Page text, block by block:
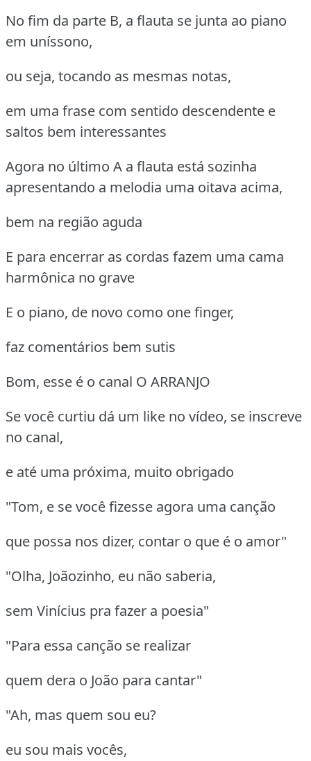
No fim da parte B, a flauta se junta ao piano
em uníssono,
ou seja, tocando as mesmas notas,
em uma frase com sentido descendente e
saltos bem interessantes
Agora no último A a flauta está sozinha
apresentando a melodia uma oitava acima,
bem na região aguda
E para encerrar as cordas fazem uma cama
harmônica no grave
E o piano, de novo como one finger,
faz comentários bem sutis
Bom, esse é o canal O ARRANJO
Se você curtiu dá um like no vídeo, se inscreve
no canal,
e até uma próxima, muito obrigado
"Tom, e se você fizesse agora uma canção
que possa nos dizer, contar o que é o amor"
"Olha, Joãozinho, eu não saberia,
sem Vinícius pra fazer a poesia"
"Para essa canção se realizar
quem dera o João para cantar"
"Ah, mas quem sou eu?
eu sou mais vocês,